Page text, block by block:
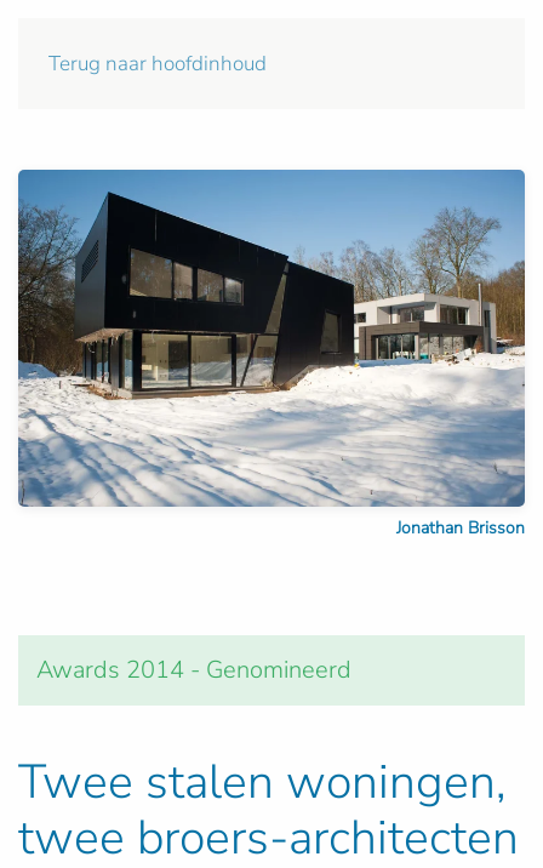
Terug naar hoofdinhoud
Jonathan Brisson
Awards 2014 - Genomineerd
Twee stalen woningen,
twee broers-architecten